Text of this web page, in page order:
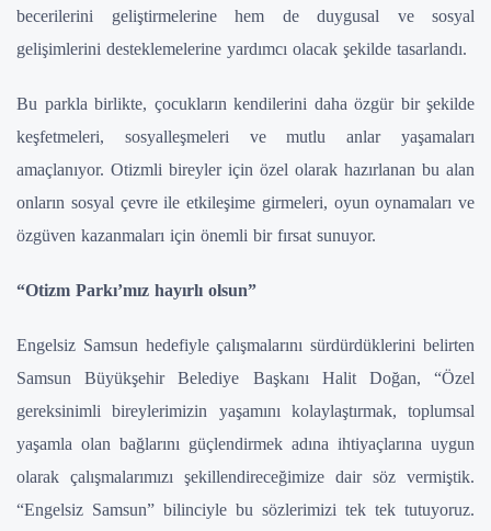
becerilerini geliştirmelerine hem de duygusal ve sosyal
gelişimlerini desteklemelerine yardımcı olacak şekilde tasarlandı.
Bu parkla birlikte, çocukların kendilerini daha özgür bir şekilde
keşfetmeleri, sosyalleşmeleri ve mutlu anlar yaşamaları
amaçlanıyor. Otizmli bireyler için özel olarak hazırlanan bu alan
onların sosyal çevre ile etkileşime girmeleri, oyun oynamaları ve
özgüven kazanmaları için önemli bir fırsat sunuyor.
“Otizm Parkı’mız hayırlı olsun”
Engelsiz Samsun hedefiyle çalışmalarını sürdürdüklerini belirten
Samsun Büyükşehir Belediye Başkanı Halit Doğan, “Özel
gereksinimli bireylerimizin yaşamını kolaylaştırmak, toplumsal
yaşamla olan bağlarını güçlendirmek adına ihtiyaçlarına uygun
olarak çalışmalarımızı şekillendireceğimize dair söz vermiştik.
“Engelsiz Samsun” bilinciyle bu sözlerimizi tek tek tutuyoruz.